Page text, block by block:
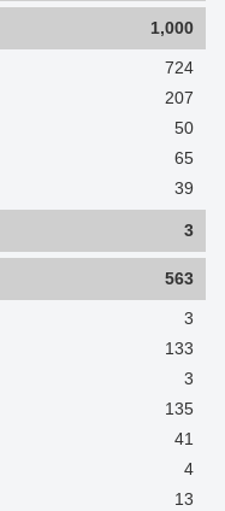
1,000
724
207
50
65
39
3
563
3
133
3
135
41
4
13